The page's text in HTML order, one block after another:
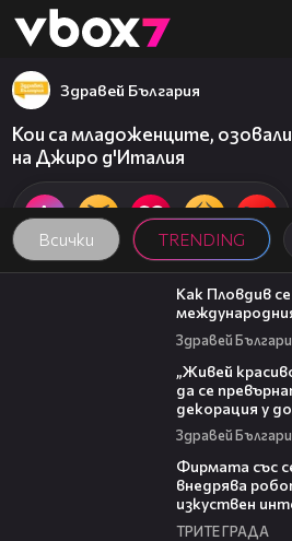
👾
Всички TRENDING
Здравей България
Кои са младоженците,
на Джиро д'Италия
03:09
Как Пловдив
Здравей
„Живей
да се
декорация у
Здравей
Фирмата със
внедрява
изкуствен
ТРИТЕ ГРАДА